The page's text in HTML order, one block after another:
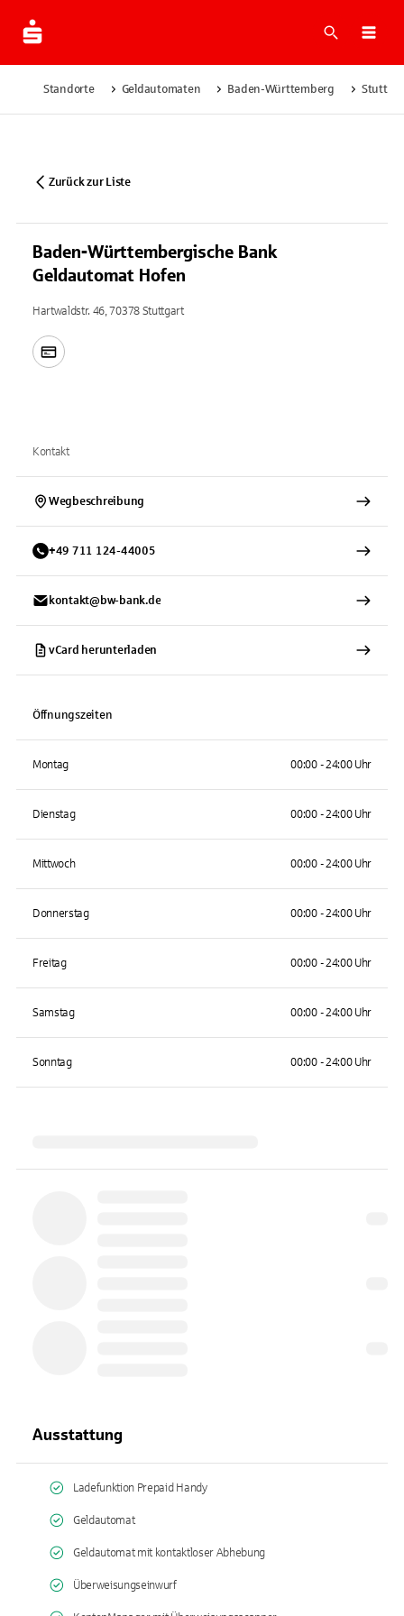
Suche
Standorte Geldautomaten Baden-Württemberg
Zurück zur Liste
Baden-Württembergische Bank
Geldautomat Hofen
Hartwaldstr. 46, 70378 Stuttgart
Kontakt
Wegbeschreibung
+49 711 124-44005
kontakt@bw-bank.de
vCard herunterladen
Öffnungszeiten
Montag 00:00 - 24:00 Uhr
Dienstag 00:00 - 24:00 Uhr
Mittwoch 00:00 - 24:00 Uhr
Donnerstag 00:00 - 24:00 Uhr
Freitag 00:00 - 24:00 Uhr
Samstag 00:00 - 24:00 Uhr
Sonntag 00:00 - 24:00 Uhr
Ausstattung
Ladefunktion Prepaid Handy
Geldautomat
Geldautomat mit kontaktloser Abhebung
Überweisungseinwurf